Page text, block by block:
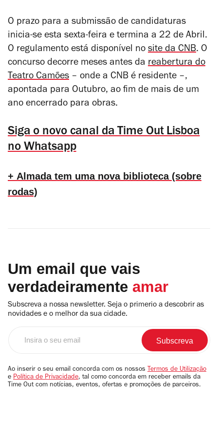
O prazo para a submissão de candidaturas
inicia-se esta sexta-feira e termina a 22 de Abril.
O regulamento está disponível no site da CNB. O
concurso decorre meses antes da reabertura do
Teatro Camões – onde a CNB é residente –,
apontada para Outubro, ao fim de mais de um
ano encerrado para obras.
Siga o novo canal da Time Out Lisboa
no Whatsapp
+ Almada tem uma nova biblioteca (sobre
rodas)
Um email que vais
verdadeiramente amar
Subscreva a nossa newsletter. Seja o primerio a descobrir as
novidades e o melhor da sua cidade.
email
Ao inserir o seu email concorda com os nossos Termos de Utilização
e Política de Privacidade, tal como concorda em receber emails da
Time Out com notícias, eventos, ofertas e promoções de parceiros.